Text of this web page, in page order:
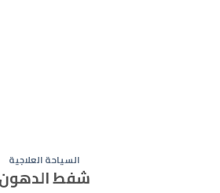
السياحة العلاجية
شفط الدهون